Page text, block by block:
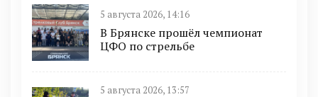
5 августа 2026, 14:16
В Брянске прошёл чемпионат
ЦФО по стрельбе
5 августа 2026, 13:57